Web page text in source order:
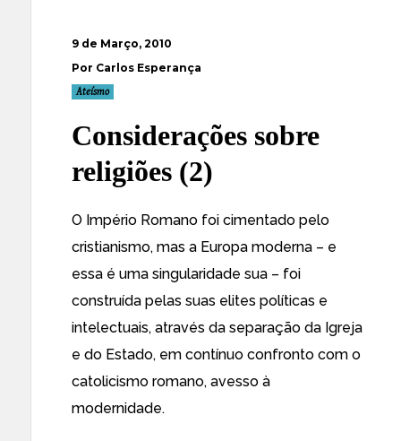
9 de Março, 2010
Por Carlos Esperança
Ateísmo
Considerações sobre
religiões (2)
O Império Romano foi cimentado pelo
cristianismo, mas a Europa moderna – e
essa é uma singularidade sua – foi
construída pelas suas elites políticas e
intelectuais, através da separação da Igreja
e do Estado, em contínuo confronto com o
catolicismo romano, avesso à
modernidade.